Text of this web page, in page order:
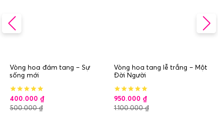
Vòng hoa đám tang – Sự
sống mới
400.000 ₫
500.000₫
Vòng hoa tang lễ trắng – Một
Đời Người
950.000 ₫
1.100.000₫